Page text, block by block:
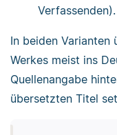
Verfassenden).
In beiden
Werkes meist ins
Quellenangabe
übersetzten Titel